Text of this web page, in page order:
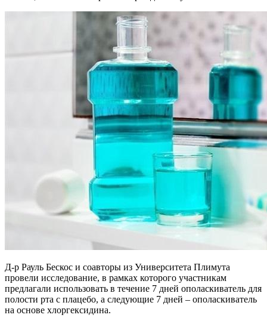
Д-р Рауль Бескос и соавторы из Университета Плимута
провели исследование, в рамках которого участникам
предлагали использовать в течение 7 дней ополаскиватель для
полости рта с плацебо, а следующие 7 дней – ополаскиватель
на основе хлоргексидина.